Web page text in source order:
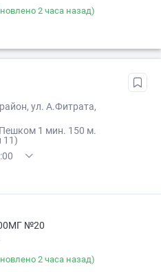
2 часа назад)
ул. А.Фитрата,
1 мин​. 150 м.
11)
№20
2 часа назад)